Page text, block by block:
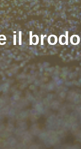
il brodo